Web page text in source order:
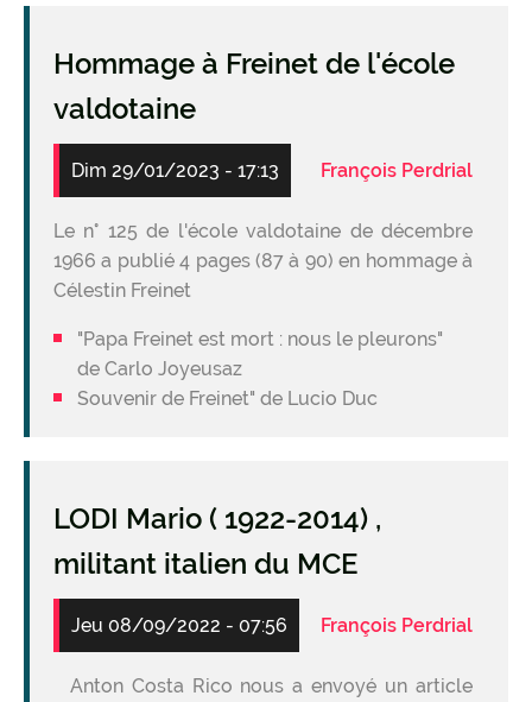
Hommage à Freinet de l'école
valdotaine
Dim 29/01/2023 - 17:13 François Perdrial
Le n° 125 de l'école valdotaine de décembre
1966 a publié 4 pages (87 à 90) en hommage à
Célestin Freinet
"Papa Freinet est mort : nous le pleurons"
de Carlo Joyeusaz
Souvenir de Freinet" de Lucio Duc
LODI Mario ( 1922-2014) ,
militant italien du MCE
Jeu 08/09/2022 - 07:56 François Perdrial
Anton Costa Rico nous a envoyé un article